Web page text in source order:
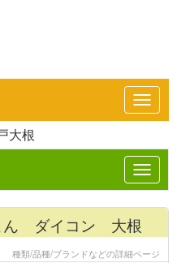
大根
ん ダイコン 大根
種類/品種/ブランドなどの詳細ページ